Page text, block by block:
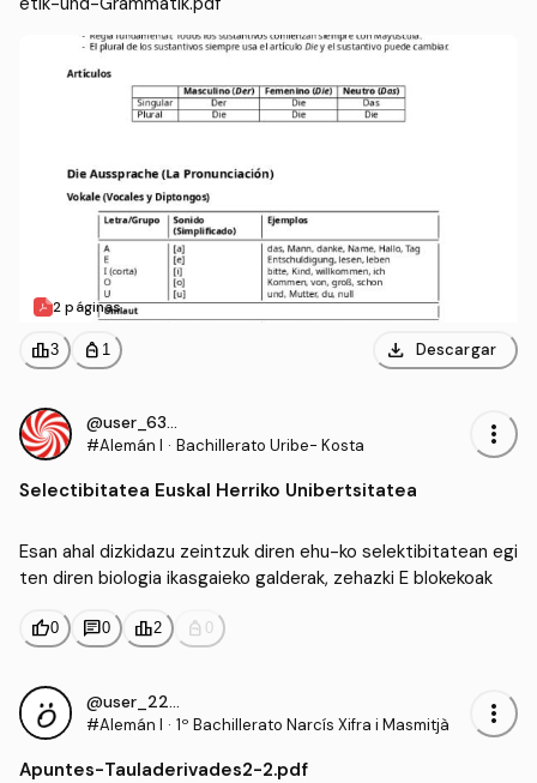
2 páginas
leaderboard3 personal_bag 1 download Descargar
@user_6333510
#Alemán I · Bachillerato Uribe- Kosta more_vert
Selectibitatea Euskal Herriko Unibertsitatea
Esan ahal dizkidazu zeintzuk diren ehu-ko selektibitatean egi
ten diren biologia ikasgaieko galderak, zehazki E blokekoak
thumb_up0 chat0 leaderboard2 personal_bag 0
@user_2281821
#Alemán I · 1º Bachillerato Narcís Xifra i Masmitjà more_vert
Apuntes-Tauladerivades2-2.pdf